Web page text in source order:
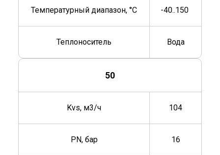
Температурный диапазон, °C -40..150
Теплоноситель Вода
50
Kvs, м3/ч 104
PN, бар 16